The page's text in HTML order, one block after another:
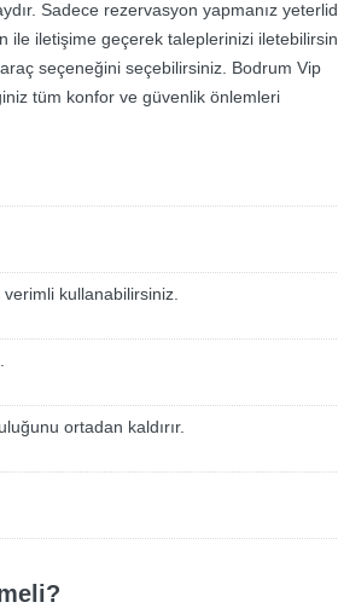
Sadece rezervasyon yapmanız
ile iletişime geçerek taleplerinizi
seçeneğini seçebilirsiniz. Bodrum Vip
tüm konfor ve güvenlik önlemleri
kullanabilirsiniz.
ortadan kaldırır.